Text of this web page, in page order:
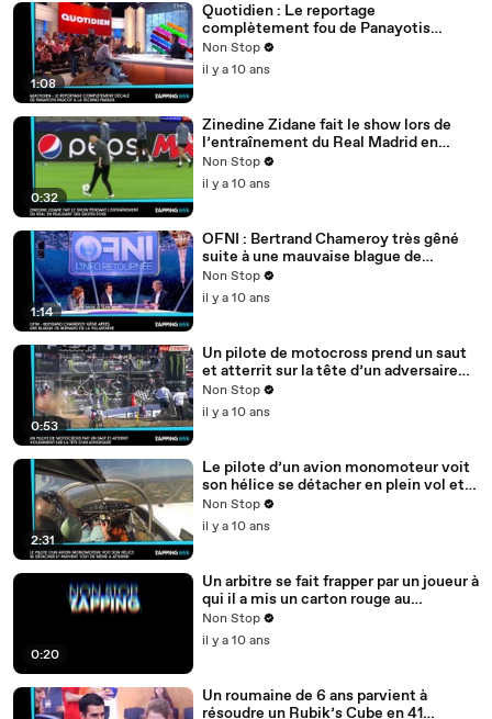
1:08
Quotidien : Le reportage
complètement fou de Panayotis
Pascot à la Techno Parade (vidéo)
Non Stop
il y a 10 ans
0:32
Zinedine Zidane fait le show lors de
l’entraînement du Real Madrid en
réalisant des gestes fous (vidéo)
Non Stop
il y a 10 ans
1:14
OFNI : Bertrand Chameroy très gêné
suite à une mauvaise blague de
Bernard de La Villardière (vidéo)
Non Stop
il y a 10 ans
0:53
Un pilote de motocross prend un saut
et atterrit sur la tête d’un adversaire
(vidéo)
Non Stop
il y a 10 ans
2:31
Le pilote d’un avion monomoteur voit
son hélice se détacher en plein vol et
parvient tout de même à atterrir
(vidéo)
Non Stop
il y a 10 ans
0:20
Un arbitre se fait frapper par un joueur à
qui il a mis un carton rouge au
Zimbabwe (vidéo)
Non Stop
il y a 10 ans
Un roumaine de 6 ans parvient à
résoudre un Rubik’s Cube en 41